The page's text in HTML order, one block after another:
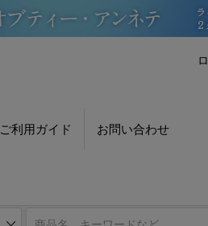
ご利用ガイド お問い合わせ